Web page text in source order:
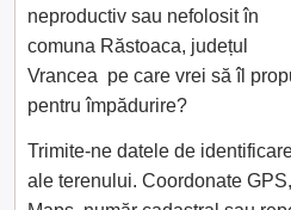
neproductiv sau nefolosit în
comuna Răstoaca, județul
Vrancea pe care vrei să îl
pentru împădurire?
Trimite-ne datele de
ale terenului. Coordonate